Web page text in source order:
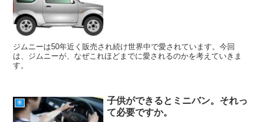
ジムニーは50年近く販売され続け世界中で愛されています。今回
は、ジムニーが、なぜこれほどまでに愛されるのかを考えていきま
す。
車
子供ができるとミニバン。それっ
て必要ですか。